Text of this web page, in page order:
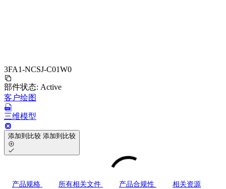
3FA1-NCSJ-C01W0
部件状态: Active
客户绘图
三维模型
添加到比较 添加到比较
产品规格 所有相关文件 产品合规性
相关资源